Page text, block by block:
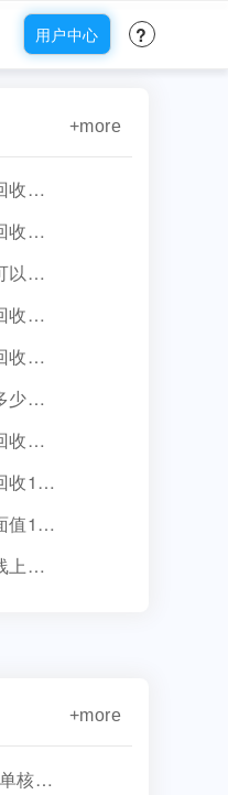
用户中心 ?
+more
大众点评礼品卡回收价格是多少？
大众点评礼品卡回收变现靠谱平台有吗？
大众点评礼品卡可以在线上回收吗？答案是肯定的！
大众点评礼品卡回收变现指南！
大众点评礼品卡回收多少钱，回收一般几折！
大众点评礼品卡多少钱，回收一般几折！
大众点评礼品卡回收办法呢?
大众点评礼品卡回收1000元回收价多少?
大众点评礼品卡面值1000元回收价多少?
大众点评礼品卡线上回收教程
+more
10.购物卡回收订单核销会有消息通知吗？